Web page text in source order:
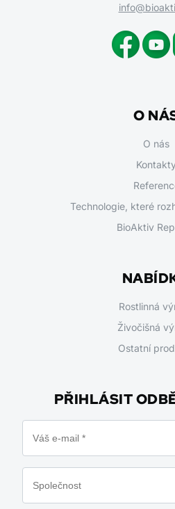
O
O nás
Technologie, které
BioAktiv
Rostlinná
Živočišná
Ostatní
PŘIHLÁSIT